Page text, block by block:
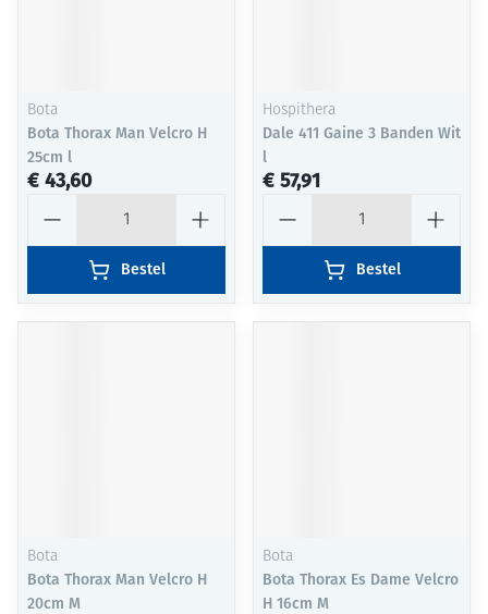
Bota
Bota Thorax Man Velcro H
25cm l
€ 43,60
Bestel
Hospithera
Dale 411 Gaine 3 Banden Wit
l
€ 57,91
Bestel
Bota
Bota Thorax Man Velcro H
20cm M
Bota
Bota Thorax Es Dame Velcro
H 16cm M